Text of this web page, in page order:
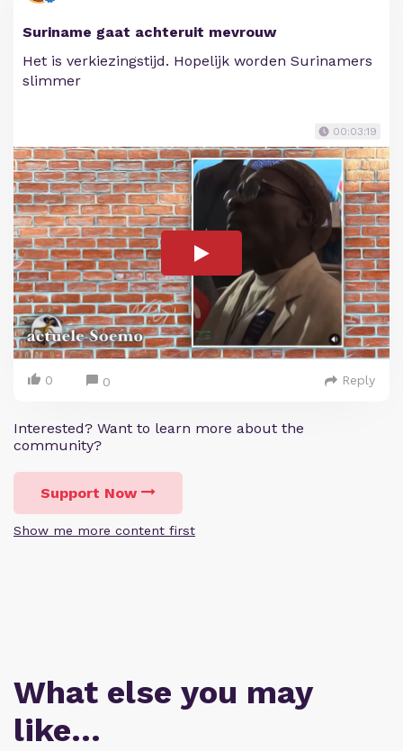
Suriname gaat achteruit mevrouw
Het is verkiezingstijd. Hopelijk worden Surinamers
slimmer
00:03:19
0 0 Reply
Interested? Want to learn more about the
community?
Support Now
Show me more content first
What else you may
like…